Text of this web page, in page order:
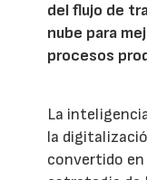
del flujo de
nube para
procesos
La
la
convertido en